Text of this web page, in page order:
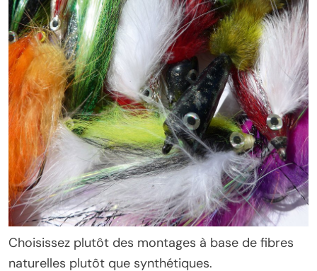
Choisissez plutôt des montages à base de fibres
naturelles plutôt que synthétiques.